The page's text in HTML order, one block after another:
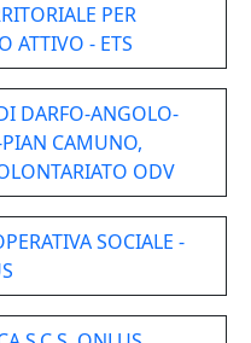
PER
ATTIVO - ETS
DARFO-ANGOLO-
CAMUNO,
ODV
SOCIALE -